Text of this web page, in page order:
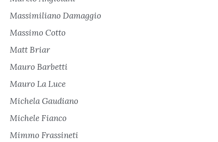
Massimiliano Damaggio
Massimo Cotto
Matt Briar
Mauro Barbetti
Mauro La Luce
Michela Gaudiano
Michele Fianco
Mimmo Frassineti